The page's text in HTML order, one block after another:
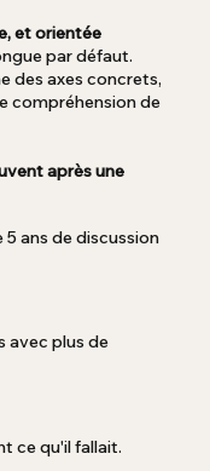
et orientée
par défaut.
des axes concrets,
compréhension de
après une
5 ans de discussion
avec plus de
ce qu'il fallait.